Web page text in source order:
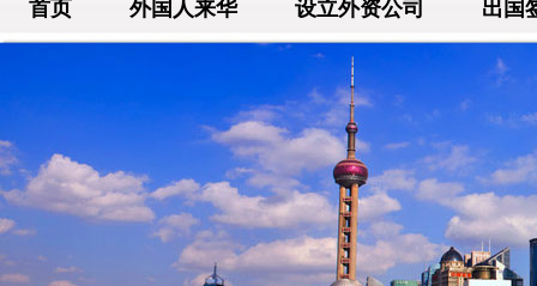
首页 外国人来华 设立外资公司 出国